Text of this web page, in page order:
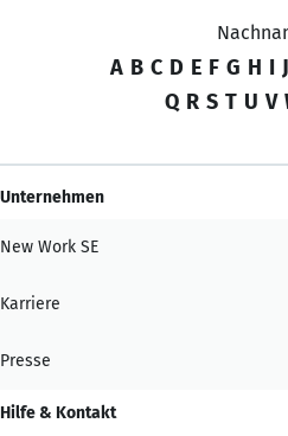
A B C D E F G H I J
Q R S T U V
Unternehmen
New Work SE
Karriere
Presse
Hilfe & Kontakt